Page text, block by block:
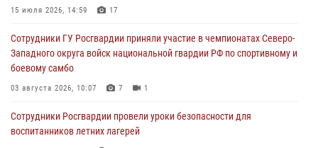
профилактические рейды по контролю за оборотом гражданского
07 августа 2026, 06:15
15 июля 2026, 14:59 17
Сотрудники ГУ Росгвардии приняли участие в чемпионатах Северо-
Западного округа войск национальной гвардии РФ по спортивному и
боевому самбо
03 августа 2026, 10:07 7 1
Сотрудники Росгвардии провели уроки безопасности для
воспитанников летних лагерей